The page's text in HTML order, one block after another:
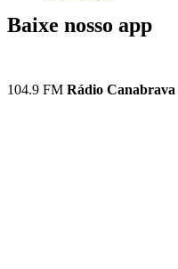
Baixe nosso app
104.9 FM Rádio Canabrava